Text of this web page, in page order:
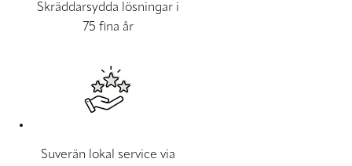
Skräddarsydda lösningar i
75 fina år
Suverän lokal service via